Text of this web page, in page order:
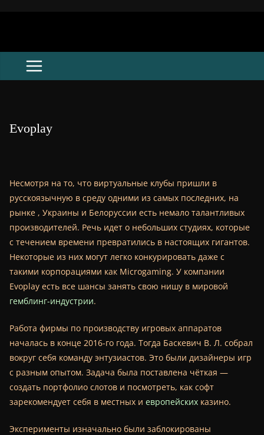
Evoplay
Несмотря на то, что виртуальные клубы пришли в
русскоязычную в среду одними из самых последних, на
рынке , Украины и Белоруссии есть немало талантливых
производителей. Речь идет о небольших студиях, которые
с течением времени превратились в настоящих гигантов.
Некоторые из них могут легко конкурировать даже с
такими корпорациями как Microgaming. У компании
Evoplay есть все шансы занять свою нишу в мировой
гемблинг-индустрии.
Работа фирмы по производству игровых аппаратов
началась в конце 2016-го года. Тогда Баскевич В. Л. собрал
вокруг себя команду энтузиастов. Это были дизайнеры игр
с разным опытом. Задача была поставлена чёткая —
создать портфолио слотов и посмотреть, как софт
зарекомендует себя в местных и европейских казино.
Эксперименты изначально были заблокированы